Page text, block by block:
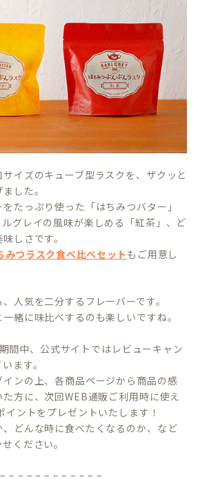
イズのキューブ型ラスクを、ザクッと
した。
たっぷり使った「はちみつバター」
グレイの風味が楽しめる「紅茶」、ど
しさです。
みつラスク食べ比べセットもご用意し
人気を二分するフレーバーです。
緒に味比べするのも楽しいですね。
間中、公式サイトではレビューキャン
ます。
ンの上、各商品ページから商品の感
方に、次回WEB通販ご利用時に使え
イントをプレゼントいたします！
、どんな時に食べたくなるのか、など
ください。
– – – – – – – – – – –